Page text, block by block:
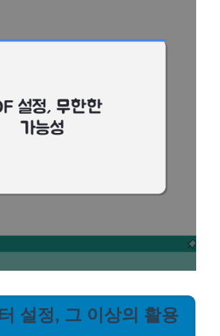
설정, 그 이상의 활용